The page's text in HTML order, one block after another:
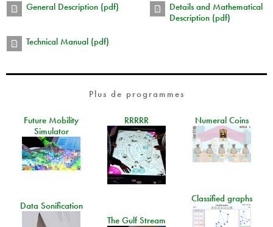
General Description (pdf)
Details and Mathematical
Description (pdf)
Technical Manual (pdf)
Plus de programmes
Future Mobility
Simulator
RRRRR Numeral Coins
Classified graphs
Data Sonification
The Gulf Stream